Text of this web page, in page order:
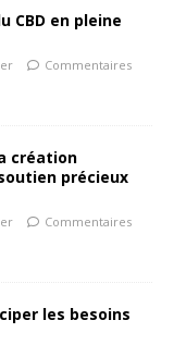
CBD en pleine
Commentaires
création
précieux
Commentaires
les besoins